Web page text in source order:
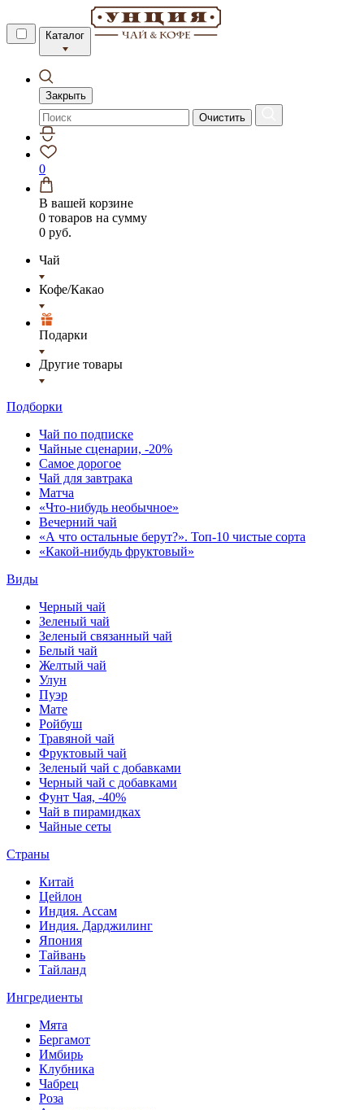
Каталог
Закрыть
Очистить
0
В вашей корзине
0 товаров на сумму
0 руб.
Чай
Кофе/Какао
Подарки
Другие товары
Подборки
Чай по подписке
Чайные сценарии, -20%
Самое дорогое
Чай для завтрака
Матча
«Что-нибудь необычное»
Вечерний чай
«А что остальные берут?». Топ-10 чистые сорта
«Какой-нибудь фруктовый»
Виды
Черный чай
Зеленый чай
Зеленый связанный чай
Белый чай
Желтый чай
Улун
Пуэр
Мате
Ройбуш
Травяной чай
Фруктовый чай
Зеленый чай с добавками
Черный чай с добавками
Фунт Чая, -40%
Чай в пирамидках
Чайные сеты
Страны
Китай
Цейлон
Индия. Ассам
Индия. Дарджилинг
Япония
Тайвань
Тайланд
Ингредиенты
Мята
Бергамот
Имбирь
Клубника
Чабрец
Роза